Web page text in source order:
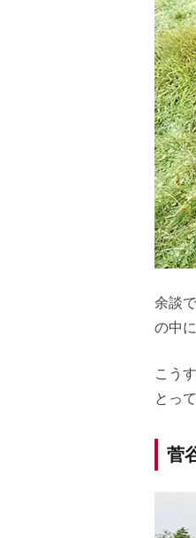
余談
の中
こう
とっ
菅